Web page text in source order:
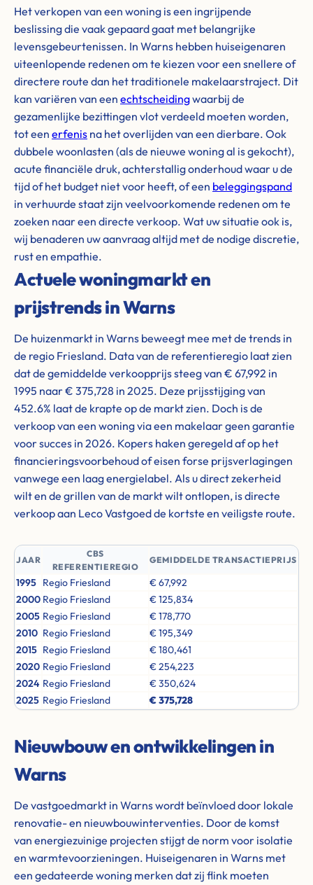
Het verkopen van een woning is een ingrijpende
beslissing die vaak gepaard gaat met belangrijke
levensgebeurtenissen. In Warns hebben huiseigenaren
uiteenlopende redenen om te kiezen voor een snellere of
directere route dan het traditionele makelaarstraject. Dit
kan variëren van een echtscheidingwaarbij de
gezamenlijke bezittingen vlot verdeeld moeten worden,
tot een erfenis na het overlijden van een dierbare. Ook
dubbele woonlasten (als de nieuwe woning al is gekocht),
acute financiële druk, achterstallig onderhoud waar u de
tijd of het budget niet voor heeft, of een beleggingspand
in verhuurde staat zijn veelvoorkomende redenen om te
zoeken naar een directe verkoop. Wat uw situatie ook is,
wij benaderen uw aanvraag altijd met de nodige discretie,
rust en empathie.
Actuele woningmarkt en
prijstrends in Warns
De huizenmarkt in Warns beweegt mee met de trends in
de regio Friesland. Data van de referentieregio laat zien
dat de gemiddelde verkoopprijs steeg van € 67,992 in
1995 naar € 375,728 in 2025. Deze prijsstijging van
452.6% laat de krapte op de markt zien. Doch is de
verkoop van een woning via een makelaar geen garantie
voor succes in 2026. Kopers haken geregeld af op het
financieringsvoorbehoud of eisen forse prijsverlagingen
vanwege een laag energielabel. Als u direct zekerheid
wilt en de grillen van de markt wilt ontlopen, is directe
verkoop aan Leco Vastgoed de kortste en veiligste route.
JAAR
CBS
REFERENTIEREGIO
GEMIDDELDE TRANSACTIEPRIJS
1995 Regio Friesland
€ 67,992
2000 Regio Friesland
€ 125,834
2005 Regio Friesland
€ 178,770
2010 Regio Friesland
€ 195,349
2015 Regio Friesland
€ 180,461
2020 Regio Friesland
€ 254,223
2024 Regio Friesland
€ 350,624
2025 Regio Friesland € 375,728
Nieuwbouw en ontwikkelingen in
Warns
De vastgoedmarkt in Warns wordt beïnvloed door lokale
renovatie- en nieuwbouwinterventies. Door de komst
van energiezuinige projecten stijgt de norm voor isolatie
en warmtevoorzieningen. Huiseigenaren in Warns met
een gedateerde woning merken dat zij flink moeten